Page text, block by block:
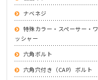
ナベネジ
特殊カラー・スペーサー・ワ
ッシャー
六角ボルト
六角穴付き（CAP）ボルト